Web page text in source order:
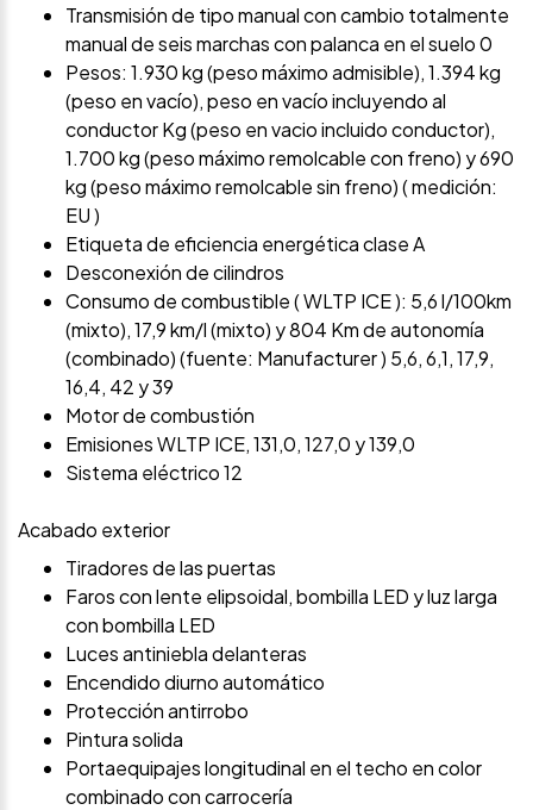
Transmisión de tipo manual con cambio totalmente
manual de seis marchas con palanca en el suelo 0
Pesos: 1.930 kg (peso máximo admisible), 1.394 kg
(peso en vacío), peso en vacío incluyendo al
conductor Kg (peso en vacio incluido conductor),
1.700 kg (peso máximo remolcable con freno) y 690
kg (peso máximo remolcable sin freno) ( medición:
EU )
Etiqueta de eficiencia energética clase A
Desconexión de cilindros
Consumo de combustible ( WLTP ICE ): 5,6 l/100km
(mixto), 17,9 km/l (mixto) y 804 Km de autonomía
(combinado) (fuente: Manufacturer ) 5,6, 6,1, 17,9,
16,4, 42 y 39
Motor de combustión
Emisiones WLTP ICE, 131,0, 127,0 y 139,0
Sistema eléctrico 12
Acabado exterior
Tiradores de las puertas
Faros con lente elipsoidal, bombilla LED y luz larga
con bombilla LED
Luces antiniebla delanteras
Encendido diurno automático
Protección antirrobo
Pintura solida
Portaequipajes longitudinal en el techo en color
combinado con carrocería